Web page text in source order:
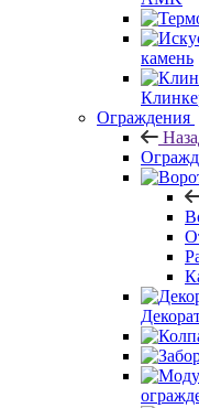
камень
Ограждения